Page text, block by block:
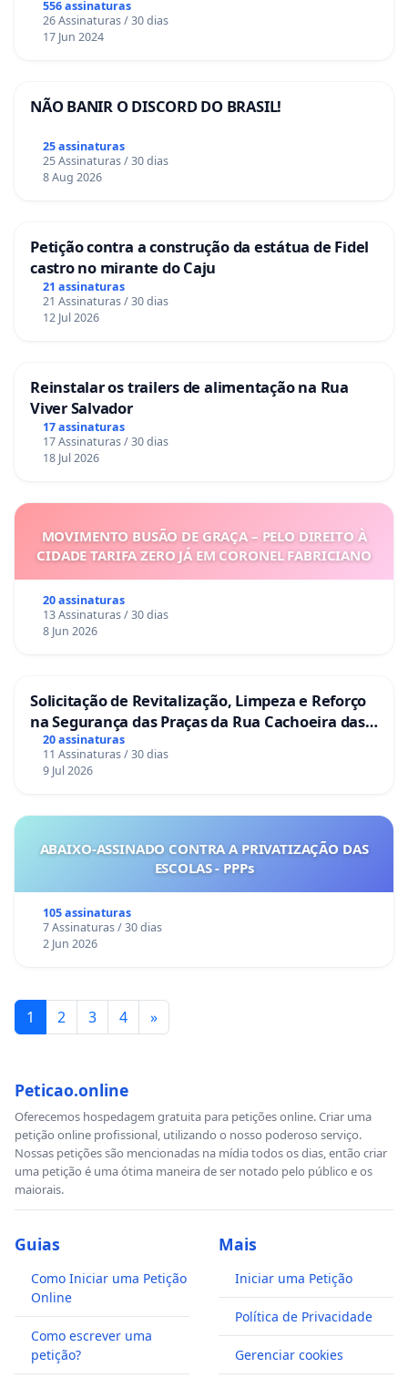
556 assinaturas
26 Assinaturas / 30 dias
17 Jun 2024
NÃO BANIR O DISCORD DO BRASIL!
25 assinaturas
25 Assinaturas / 30 dias
8 Aug 2026
Petição contra a construção da estátua de Fidel
castro no mirante do Caju
21 assinaturas
21 Assinaturas / 30 dias
12 Jul 2026
Reinstalar os trailers de alimentação na Rua
Viver Salvador
17 assinaturas
17 Assinaturas / 30 dias
18 Jul 2026
MOVIMENTO BUSÃO DE GRAÇA – PELO DIREITO À
CIDADE TARIFA ZERO JÁ EM CORONEL FABRICIANO
20 assinaturas
13 Assinaturas / 30 dias
8 Jun 2026
Solicitação de Revitalização, Limpeza e Reforço
na Segurança das Praças da Rua Cachoeira das
Sete Ilhas
20 assinaturas
11 Assinaturas / 30 dias
9 Jul 2026
ABAIXO-ASSINADO CONTRA A PRIVATIZAÇÃO DAS
ESCOLAS - PPPs
105 assinaturas
7 Assinaturas / 30 dias
2 Jun 2026
1 2 3 4 »
Peticao.online
Oferecemos hospedagem gratuita para petições online. Criar uma
petição online profissional, utilizando o nosso poderoso serviço.
Nossas petições são mencionadas na mídia todos os dias, então criar
uma petição é uma ótima maneira de ser notado pelo público e os
maiorais.
Guias
Como Iniciar uma Petição
Online
Como escrever uma
petição?
Mais
Iniciar uma Petição
Política de Privacidade
Gerenciar cookies